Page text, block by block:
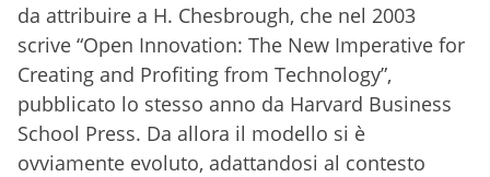
da attribuire a H. Chesbrough, che nel 2003
scrive “Open Innovation: The New Imperative for
Creating and Profiting from Technology”,
pubblicato lo stesso anno da Harvard Business
School Press. Da allora il modello si è
ovviamente evoluto, adattandosi al contesto